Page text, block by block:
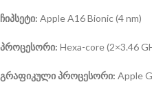
ჩიპსეტი: Apple A16 Bionic (4 nm)
პროცესორი: Hexa-core (2×3.46
გრაფიკული პროცესორი: Apple